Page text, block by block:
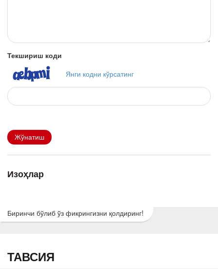
Текшириш коди
Янги кодни кўрсатинг
Жўнатиш
Изоҳлар
Биринчи бўлиб ўз фикрингизни қолдиринг!
ТАВСИЯ